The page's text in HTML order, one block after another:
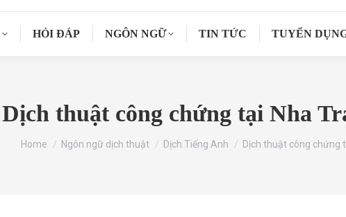
HỎI ĐÁP NGÔN NGỮ TIN TỨC TUYỂN
Dịch thuật công chứng tại Nha
You are here:
Home Ngôn ngữ dịch thuật Dịch Tiếng Anh Dịch thuật công chứng